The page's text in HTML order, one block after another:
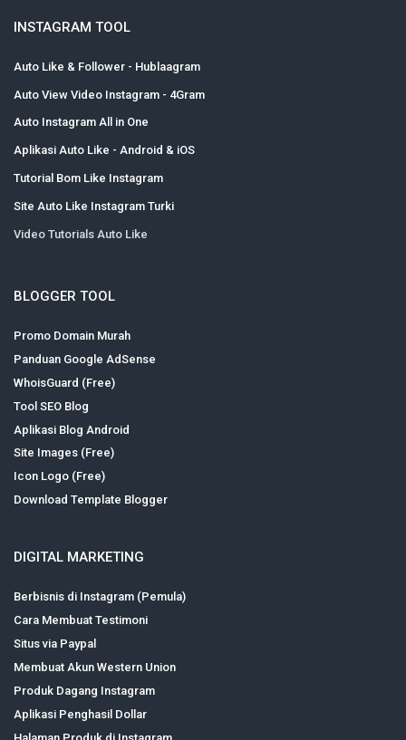
INSTAGRAM TOOL
Auto Like & Follower - Hublaagram
Auto View Video Instagram - 4Gram
Auto Instagram All in One
Aplikasi Auto Like - Android & iOS
Tutorial Bom Like Instagram
Site Auto Like Instagram Turki
Video Tutorials Auto Like
BLOGGER TOOL
Promo Domain Murah
Panduan Google AdSense
WhoisGuard (Free)
Tool SEO Blog
Aplikasi Blog Android
Site Images (Free)
Icon Logo (Free)
Download Template Blogger
DIGITAL MARKETING
Berbisnis di Instagram (Pemula)
Cara Membuat Testimoni
Situs via Paypal
Membuat Akun Western Union
Produk Dagang Instagram
Aplikasi Penghasil Dollar